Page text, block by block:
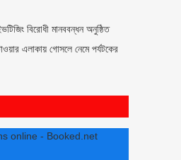
বিরোধী মানববন্ধন অনুষ্ঠিত
এলাকায় গোসলে নেমে পর্যটকের